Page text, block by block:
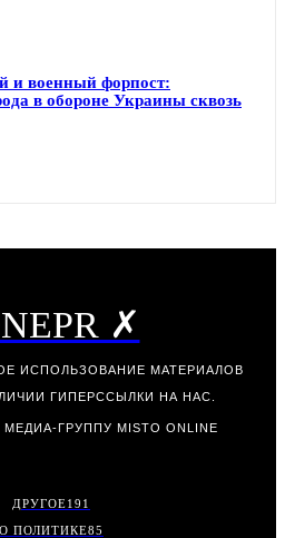
и военный форпост:
в обороне Украины сквозь
✗
ИСПОЛЬЗОВАНИЕ МАТЕРИАЛОВ
ГИПЕРССЫЛКИ НА НАС.
ГРУППУ MISTO ONLINE
ДРУГОЕ191
О ПОЛИТИКЕ85